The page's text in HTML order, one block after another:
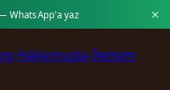
WhatsApp'a yaz
Hakkımızda İletişim